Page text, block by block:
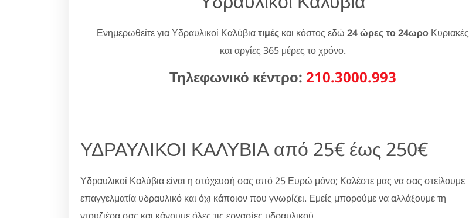
Ενημερωθείτε για Υδραυλικοί Καλύβιατιμέςκαι κόστος εδώ 24 ώρες το 24ωροΚυριακές
και αργίες 365 μέρες το χρόνο.
Τηλεφωνικό κέντρο: 210.3000.993
ΥΔΡΑΥΛΙΚΟΙ ΚΑΛΥΒΙΑ από 25€ έως 250€
Υδραυλικοί Καλύβια είναι η στόχευσή σας από 25 Ευρώ μόνο; Καλέστε μας να σας στείλουμε
επαγγελματία υδραυλικό και όχι κάποιον που γνωρίζει. Εμείς μπορούμε να αλλάξουμε τη